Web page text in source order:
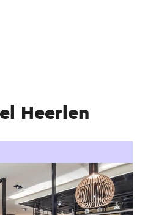
Heerlen